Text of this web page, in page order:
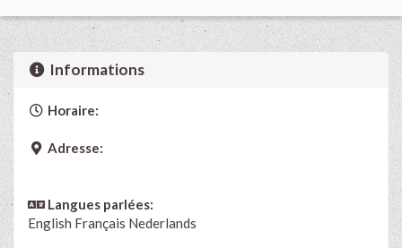
Informations
Horaire:
Adresse:
Langues parlées:
English Français Nederlands